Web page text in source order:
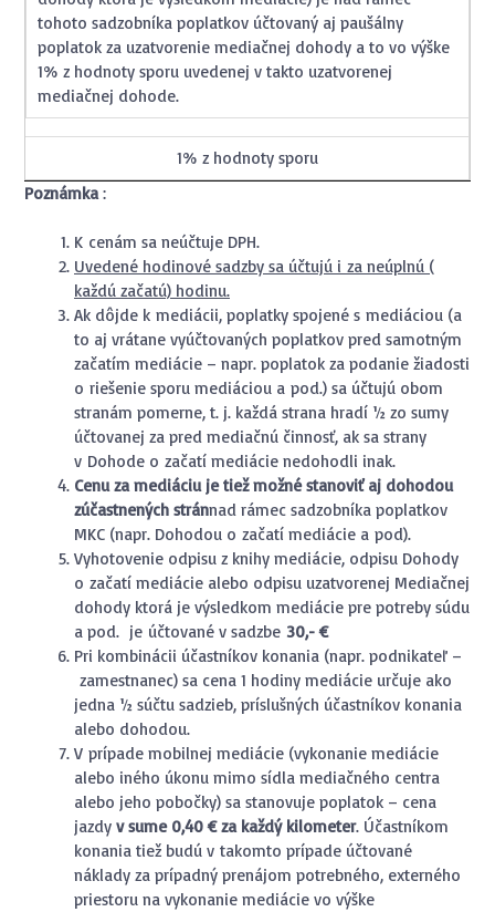
tohoto sadzobníka poplatkov účtovaný aj paušálny
poplatok za uzatvorenie mediačnej dohody a to vo výške
1% z hodnoty sporu uvedenej v takto uzatvorenej
mediačnej dohode.
1% z hodnoty sporu
Poznámka :
K cenám sa neúčtuje DPH.
Uvedené hodinové sadzby sa účtujú i za neúplnú (
každú začatú) hodinu.
Ak dôjde k mediácii, poplatky spojené s mediáciou (a
to aj vrátane vyúčtovaných poplatkov pred samotným
začatím mediácie – napr. poplatok za podanie žiadosti
o riešenie sporu mediáciou a pod.) sa účtujú obom
stranám pomerne, t. j. každá strana hradí ½ zo sumy
účtovanej za pred mediačnú činnosť, ak sa strany
v Dohode o začatí mediácie nedohodli inak.
Cenu za mediáciu je tiež možné stanoviť aj dohodou
zúčastnených stránnad rámec sadzobníka poplatkov
MKC (napr. Dohodou o začatí mediácie a pod).
Vyhotovenie odpisu z knihy mediácie, odpisu Dohody
o začatí mediácie alebo odpisu uzatvorenej Mediačnej
dohody ktorá je výsledkom mediácie pre potreby súdu
a pod. je účtované v sadzbe 30,- €
Pri kombinácii účastníkov konania (napr. podnikateľ –
zamestnanec) sa cena 1 hodiny mediácie určuje ako
jedna ½ súčtu sadzieb, príslušných účastníkov konania
alebo dohodou.
V prípade mobilnej mediácie (vykonanie mediácie
alebo iného úkonu mimo sídla mediačného centra
alebo jeho pobočky) sa stanovuje poplatok – cena
jazdy v sume 0,40 € za každý kilometer. Účastníkom
konania tiež budú v takomto prípade účtované
náklady za prípadný prenájom potrebného, externého
priestoru na vykonanie mediácie vo výške